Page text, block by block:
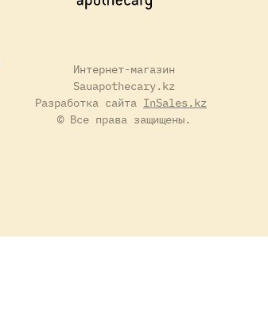
Интернет-магазин
Sauapothecary.kz
Разработка сайта InSales.kz
© Все права защищены.